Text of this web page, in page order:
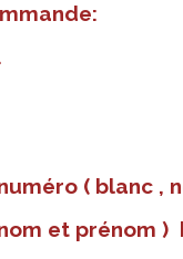
( blanc ,
et prénom )